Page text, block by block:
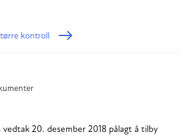
kontroll
vedtak 20. desember 2018 pålagt å tilby